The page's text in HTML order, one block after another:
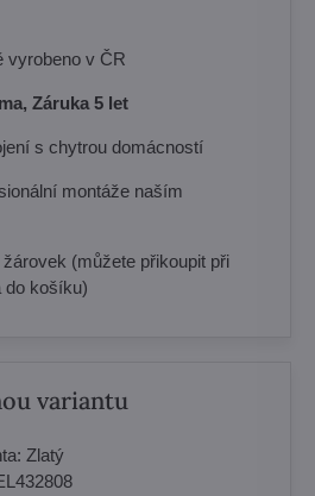
vyrobeno v ČR
Záruka 5 let
s chytrou domácností
montáže naším
(můžete přikoupit při
do košíku)
variantu
Zlatý